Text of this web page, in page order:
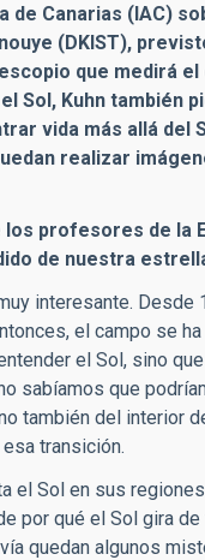
Canarias (IAC)
(DKIST),
que medirá
Sol, Kuhn también
vida más allá
realizar
profesores de la
de nuestra
interesante.
el campo se ha
el Sol, sino
sabíamos que
también del interior
transición.
el Sol en sus
por qué el Sol gira
quedan algunos